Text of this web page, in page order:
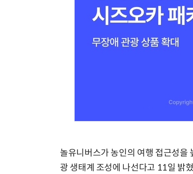
놀유니버스가 농인의 여행 접근성을
광 생태계 조성에 나선다고 11일 밝